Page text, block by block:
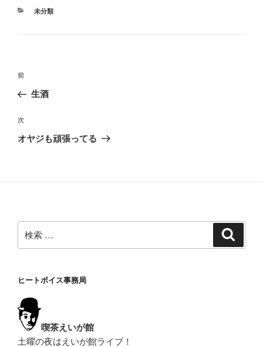
カ
未分類
投
ビ
ゲ
過
去
投
稿
前
生酒
次
の
次
オヤジも頑張ってる
索:
ヒートボイス事務局
喫茶えいが館
土曜の夜はえいが館ライブ！